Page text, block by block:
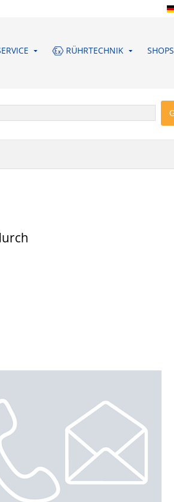
RÜHRTECHNIK SHOPS